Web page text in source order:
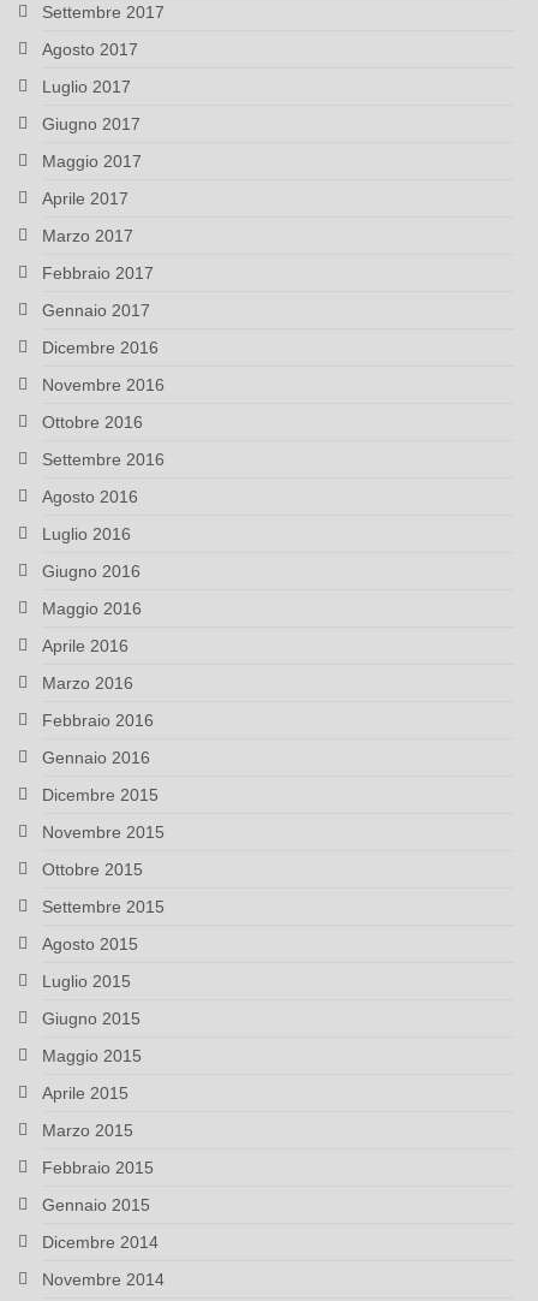
Settembre 2017
Agosto 2017
Luglio 2017
Giugno 2017
Maggio 2017
Aprile 2017
Marzo 2017
Febbraio 2017
Gennaio 2017
Dicembre 2016
Novembre 2016
Ottobre 2016
Settembre 2016
Agosto 2016
Luglio 2016
Giugno 2016
Maggio 2016
Aprile 2016
Marzo 2016
Febbraio 2016
Gennaio 2016
Dicembre 2015
Novembre 2015
Ottobre 2015
Settembre 2015
Agosto 2015
Luglio 2015
Giugno 2015
Maggio 2015
Aprile 2015
Marzo 2015
Febbraio 2015
Gennaio 2015
Dicembre 2014
Novembre 2014